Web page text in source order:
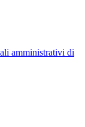
amministrativi di